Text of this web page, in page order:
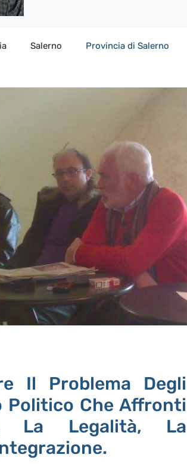
Salerno Provincia di Salerno
Il Problema Degli
Politico Che Affronti
La Legalità, La